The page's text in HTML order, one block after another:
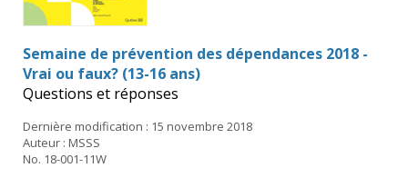
Semaine de prévention des dépendances 2018 -
Vrai ou faux? (13-16 ans)
Questions et réponses
Dernière modification : 15 novembre 2018
Auteur : MSSS
No. 18-001-11W